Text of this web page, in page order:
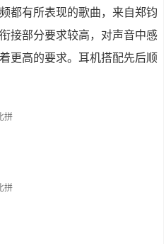
都有所表现的歌曲，来自郑钧
接部分要求较高，对声音中感
更高的要求。耳机搭配先后顺